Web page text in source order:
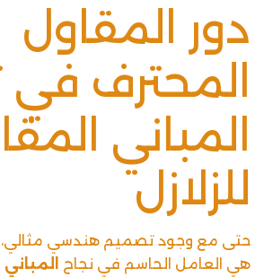
دور المقاول
المحترف في
المباني
للزلازل
حتى مع وجود تصميم هندسي مثالي،
هي العامل الحاسم في نجاح